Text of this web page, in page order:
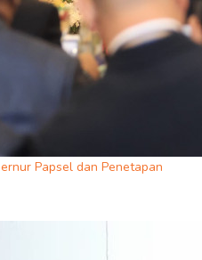
Papsel dan Penetapan